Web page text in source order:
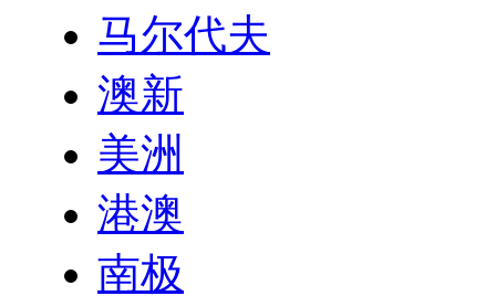
马尔代夫
澳新
美洲
港澳
南极